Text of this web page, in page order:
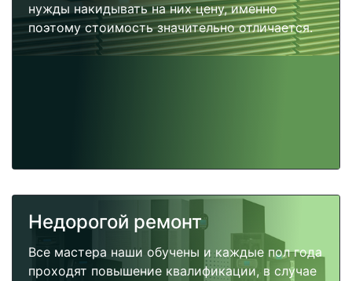
нужды накидывать на них цену, именно
поэтому стоимость значительно отличается.
Недорогой ремонт
Все мастера наши обучены и каждые пол года
проходят повышение квалификации, в случае